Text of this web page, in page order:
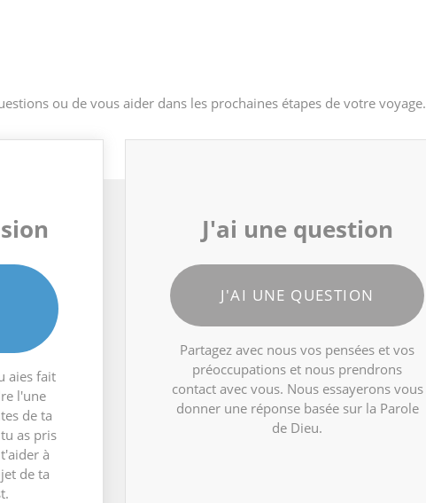
ou de vous aider dans les prochaines étapes de votre voyage.
aies fait
l'une
de ta
as pris
à
de ta
J'ai une question
J'AI UNE QUESTION
Partagez avec nous vos pensées et vos
préoccupations et nous prendrons
contact avec vous. Nous essayerons vous
donner une réponse basée sur la Parole
de Dieu.